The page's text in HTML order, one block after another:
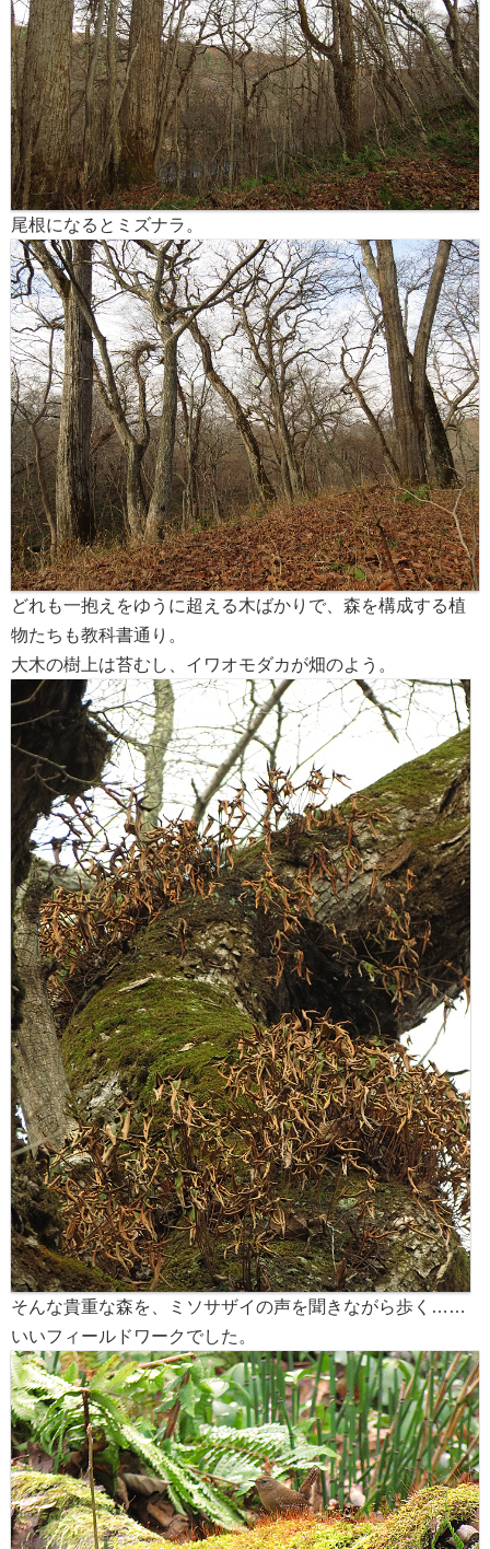
尾根になるとミズナラ。
どれも一抱えをゆうに超える木ばかりで、森を構成する植
物たちも教科書通り。
大木の樹上は苔むし、イワオモダカが畑のよう。
そんな貴重な森を、ミソサザイの声を聞きながら歩く……
いいフィールドワークでした。